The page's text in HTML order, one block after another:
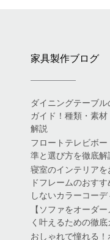
家具製作ブログ
ダイニングテーブ
ガイド！種類・素
解説
フロートテレビボ
準と選び方を徹底解
寝室のインテリアを
ドフレームのおす
しないカラーコー
【ソファをオーダ
く叶えるための徹底
おしゃれで憧れる！